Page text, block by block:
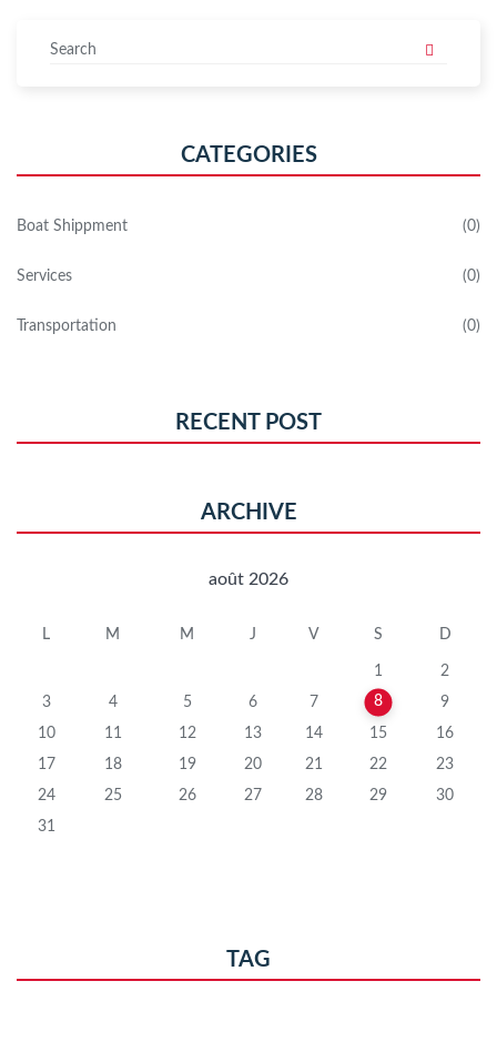
CATEGORIES
Boat Shippment 0
Services 0
Transportation 0
RECENT POST
ARCHIVE
août 2026
L M M J V S D
1
2
3
4 5 6 7 8
9
10
11 12 13 14 15
16
17
18 19 20 21 22
23
24
25 26 27 28 29
30
31
TAG